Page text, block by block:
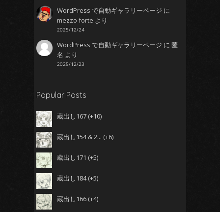
WordPress で自動ギャラリーページ に
mezzo forte より
2025/12/24
WordPress で自動ギャラリーページ に匿
名 より
2025/12/23
Popular Posts
蔵出し167 +10
蔵出し154 & 2... +6
蔵出し171 +5
蔵出し184 +5
蔵出し166 +4